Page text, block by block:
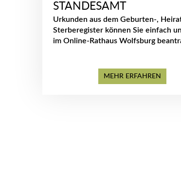
STANDESAMT
Urkunden aus dem Geburten-,
Sterberegister können Sie einfach
im Online-Rathaus Wolfsburg
MEHR ERFAHREN